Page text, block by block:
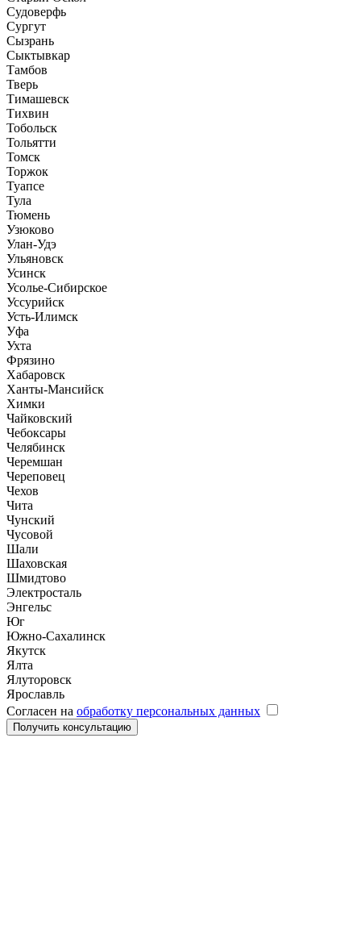
Судоверфь
Сургут
Сызрань
Сыктывкар
Тамбов
Тверь
Тимашевск
Тихвин
Тобольск
Тольятти
Томск
Торжок
Туапсе
Тула
Тюмень
Узюково
Улан-Удэ
Ульяновск
Усинск
Усолье-Сибирское
Уссурийск
Усть-Илимск
Уфа
Ухта
Фрязино
Хабаровск
Ханты-Мансийск
Химки
Чайковский
Чебоксары
Челябинск
Черемшан
Череповец
Чехов
Чита
Чунский
Чусовой
Шали
Шаховская
Шмидтово
Электросталь
Энгельс
Юг
Южно-Сахалинск
Якутск
Ялта
Ялуторовск
Ярославль
Согласен на обработку персональных данных
Получить консультацию